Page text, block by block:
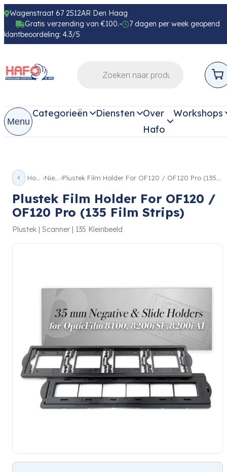
Wagenstraat 67 2512AR Den Haag
Gratis verzending van €100.-
7 dagen per week geopend
klantbeoordeling: 4.3/5
Menu
Categorieën Diensten
Over
Hafo
Workshops
Home Nieuw Plustek Film Holder For OF120 / OF120 Pro (135 Film Strips)
Plustek Film Holder For OF120 /
OF120 Pro (135 Film Strips)
Plustek | Scanner | 135 Kleinbeeld